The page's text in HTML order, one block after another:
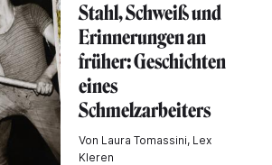
Stahl, Schweiß und
Erinnerungen an
früher: Geschichten
eines
Schmelzarbeiters
Von Laura Tomassini, Lex
Kleren